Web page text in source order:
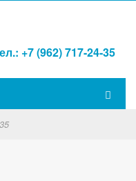
+7 (962) 717-24-35